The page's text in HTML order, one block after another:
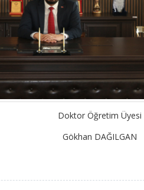
Doktor Öğretim Üyesi
Gökhan DAĞILGAN